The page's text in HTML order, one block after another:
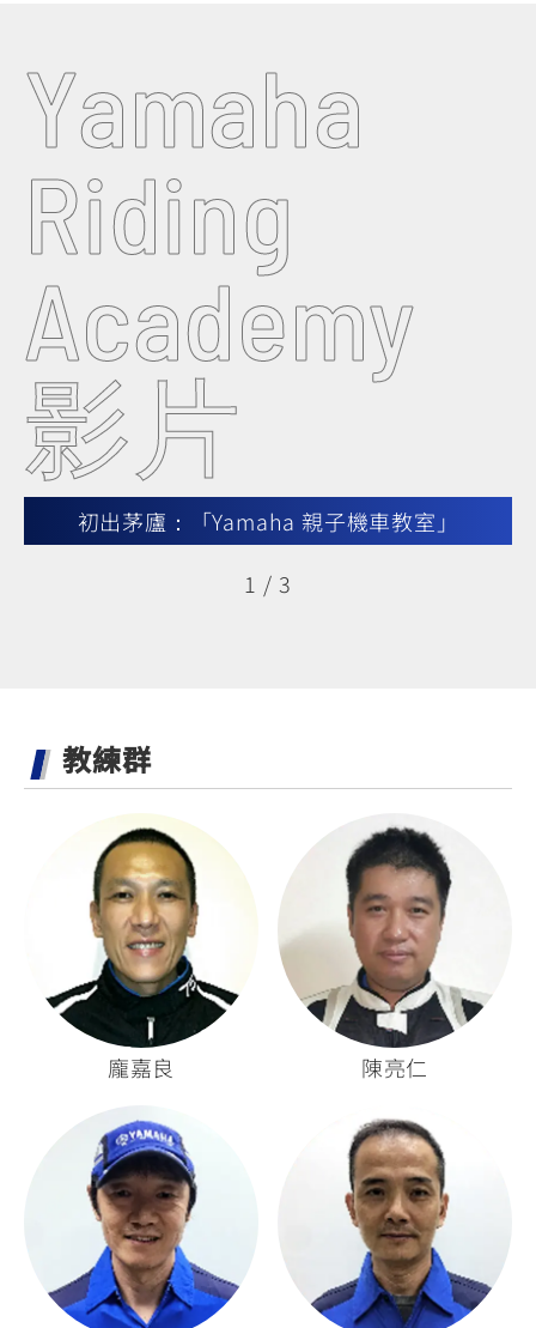
Yamaha
Riding
Academy
影片
初出茅廬：「Yamaha 親子機車教室」
1 / 3
教練群
龐嘉良 陳亮仁